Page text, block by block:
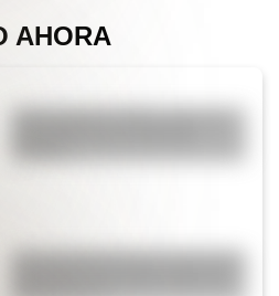
AHORA
¿Qué significa SOS y cómo se
¿Por qué Mendoza es una de las